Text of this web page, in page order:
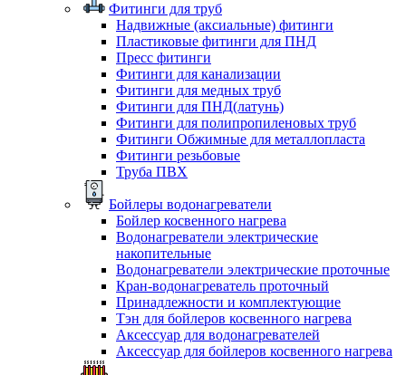
Фитинги для труб
Надвижные (аксиальные) фитинги
Пластиковые фитинги для ПНД
Пресс фитинги
Фитинги для канализации
Фитинги для медных труб
Фитинги для ПНД(латунь)
Фитинги для полипропиленовых труб
Фитинги Обжимные для металлопласта
Фитинги резьбовые
Труба ПВХ
Бойлеры водонагреватели
Бойлер косвенного нагрева
Водонагреватели электрические
накопительные
Водонагреватели электрические проточные
Кран-водонагреватель проточный
Принадлежности и комплектующие
Тэн для бойлеров косвенного нагрева
Аксессуар для водонагревателей
Аксессуар для бойлеров косвенного нагрева